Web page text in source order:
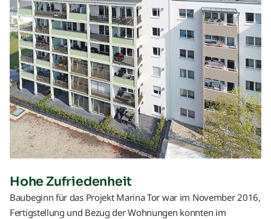
Hohe Zufriedenheit
Baubeginn für das Projekt Marina Tor war im November 2016,
Fertigstellung und Bezug der Wohnungen konnten im